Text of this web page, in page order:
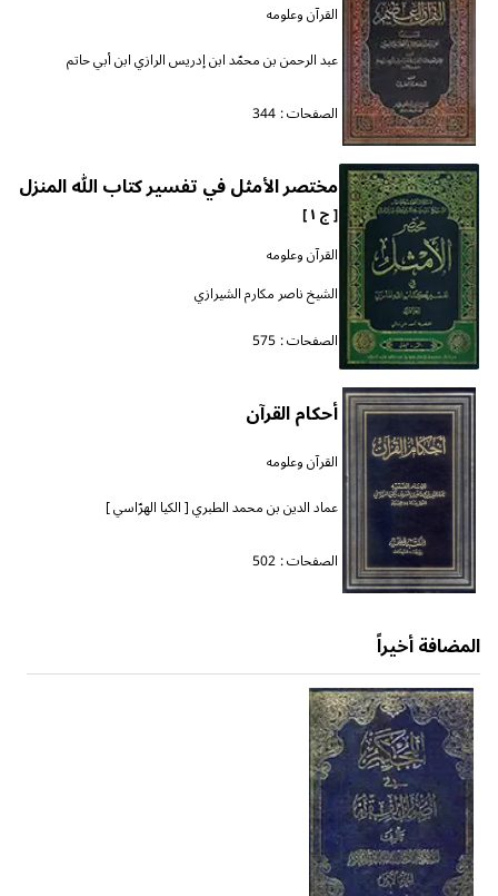
القرآن وعلومه
عبد الرحمن بن محمّد ابن إدريس الرازي ابن أبي حاتم
الصفحات : 344
مختصر الأمثل في تفسير كتاب الله المنزل
[ ج ١ ]
القرآن وعلومه
الشيخ ناصر مكارم الشيرازي
الصفحات : 575
أحكام القرآن
القرآن وعلومه
عماد الدين بن محمد الطبري [ الكيا الهرّاسي ]
الصفحات : 502
المضافة أخيراً